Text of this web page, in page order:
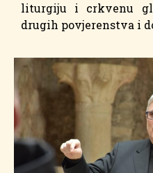
liturgiju i crkvenu
drugih povjerenstva i